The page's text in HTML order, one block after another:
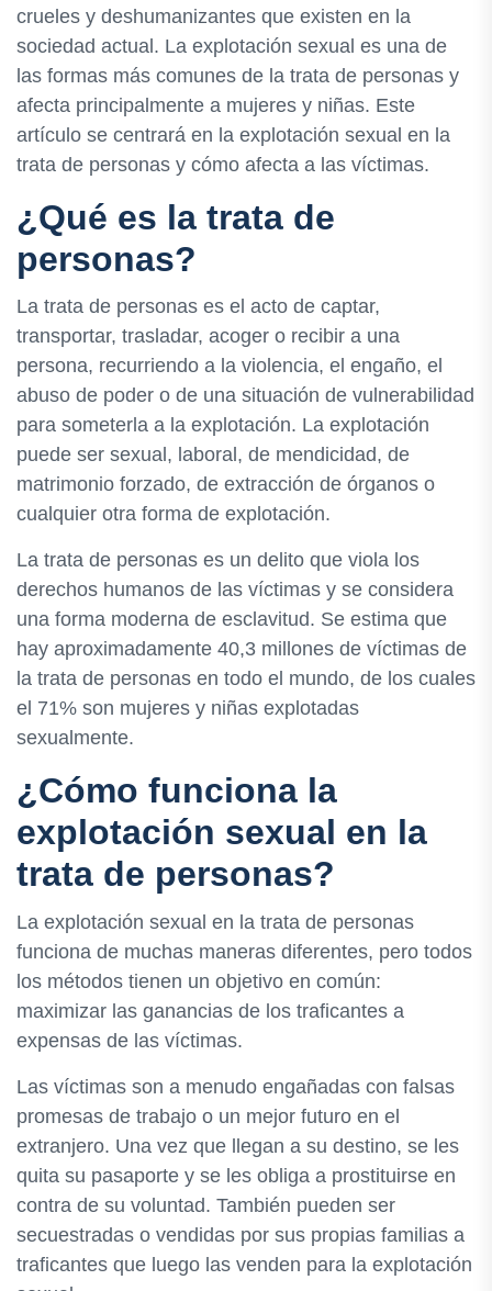
crueles y deshumanizantes que existen en la
sociedad actual. La explotación sexual es una de
las formas más comunes de la trata de personas y
afecta principalmente a mujeres y niñas. Este
artículo se centrará en la explotación sexual en la
trata de personas y cómo afecta a las víctimas.
¿Qué es la trata de
personas?
La trata de personas es el acto de captar,
transportar, trasladar, acoger o recibir a una
persona, recurriendo a la violencia, el engaño, el
abuso de poder o de una situación de vulnerabilidad
para someterla a la explotación. La explotación
puede ser sexual, laboral, de mendicidad, de
matrimonio forzado, de extracción de órganos o
cualquier otra forma de explotación.
La trata de personas es un delito que viola los
derechos humanos de las víctimas y se considera
una forma moderna de esclavitud. Se estima que
hay aproximadamente 40,3 millones de víctimas de
la trata de personas en todo el mundo, de los cuales
el 71% son mujeres y niñas explotadas
sexualmente.
¿Cómo funciona la
explotación sexual en la
trata de personas?
La explotación sexual en la trata de personas
funciona de muchas maneras diferentes, pero todos
los métodos tienen un objetivo en común:
maximizar las ganancias de los traficantes a
expensas de las víctimas.
Las víctimas son a menudo engañadas con falsas
promesas de trabajo o un mejor futuro en el
extranjero. Una vez que llegan a su destino, se les
quita su pasaporte y se les obliga a prostituirse en
contra de su voluntad. También pueden ser
secuestradas o vendidas por sus propias familias a
traficantes que luego las venden para la explotación